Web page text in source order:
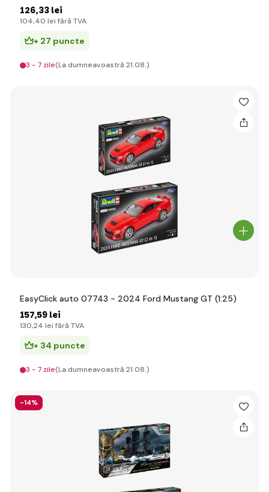
126,33 lei
104,40 lei fără TVA
+ 27 puncte
3 - 7 zile(La dumneavoastră 21.08.)
EasyClick auto 07743 - 2024 Ford Mustang GT (1:25)
157,59 lei
130,24 lei fără TVA
+ 34 puncte
3 - 7 zile(La dumneavoastră 21.08.)
-14%